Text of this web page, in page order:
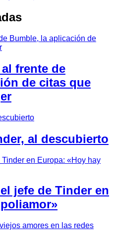
frente de
de citas que
al descubierto
jefe de Tinder en